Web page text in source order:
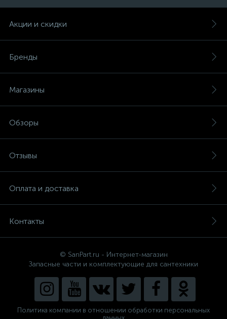
Акции и скидки
Бренды
Магазины
Обзоры
Отзывы
Оплата и доставка
Контакты
© SanPart.ru - Интернет-магазин
Запасные части и комплектующие для сантехники
Политика компании в отношении обработки персональных